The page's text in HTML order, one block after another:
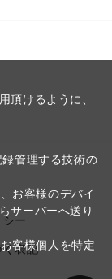
ー
表記
頂けるように、
管理する技術の
お客様のデバイ
サーバーへ送り
客様個人を特定